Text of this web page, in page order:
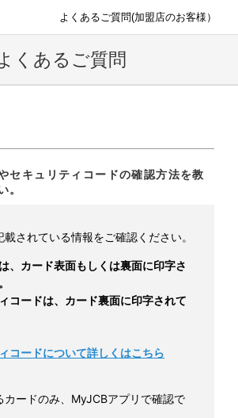
よくあるご質問(加盟店のお客様）
くあるご質問
セキュリティコードの確認方法を教
。
されている情報をご確認ください。
、カード表面もしくは裏面に印字さ
コードは、カード裏面に印字されて
コードについて詳しくはこちら
カードのみ、MyJCBアプリで確認で